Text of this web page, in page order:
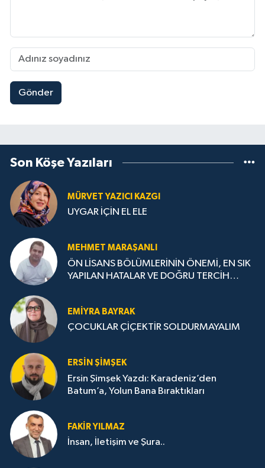
Gönder
Son Köşe Yazıları
MÜRVET YAZICI KAZGI
UYGAR İÇİN EL ELE
MEHMET MARAŞANLI
ÖN LİSANS BÖLÜMLERİNİN ÖNEMİ, EN SIK
YAPILAN HATALAR VE DOĞRU TERCİH
EMIYRA BAYRAK
ÇOCUKLAR ÇİÇEKTİR SOLDURMAYALIM
ERSIN ŞIMŞEK
Ersin Şimşek Yazdı: Karadeniz’den
Batum’a, Yolun Bana Bıraktıkları
FAKIR YILMAZ
İnsan, İletişim ve Şura..